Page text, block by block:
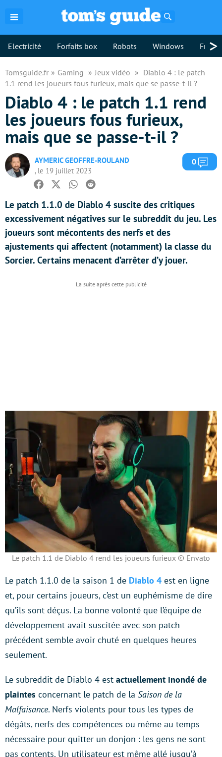
Electricité Forfaits box Robots Windows >
Tomsguide.fr Gaming Jeux vidéo
Diablo 4 : le patch
1.1 rend les joueurs fous furieux, mais que se passe-t-il ?
Diablo 4 : le patch 1.1 rend
les joueurs fous furieux,
mais que se passe-t-il ?
AYMERIC GEOFFRE-ROULAND
, le 19 juillet 2023
0
Facebook
TwitterWhatsapp
Reddit
Le patch 1.1.0 de Diablo 4 suscite des critiques
excessivement négatives sur le subreddit du jeu. Les
joueurs sont mécontents des nerfs et des
ajustements qui affectent (notamment) la classe du
Sorcier. Certains menacent d’arrêter d’y jouer.
Le patch 1.1 de Diablo 4 rend les joueurs furieux © Envato
Le patch 1.1.0 de la saison 1 de Diablo 4 est en ligne
et, pour certains joueurs, c’est un euphémisme de dire
qu’ils sont déçus. La bonne volonté que l’équipe de
développement avait suscitée avec son patch
précédent semble avoir chuté en quelques heures
seulement.
Le subreddit de Diablo 4 est actuellement inondé de
plaintes concernant le patch de la Saison de la
Malfaisance. Nerfs violents pour tous les types de
dégâts, nerfs des compétences ou même au temps
nécessaire pour quitter un donjon : les gens ne sont
pas contents. Un utilisateur est même allé jusqu’à